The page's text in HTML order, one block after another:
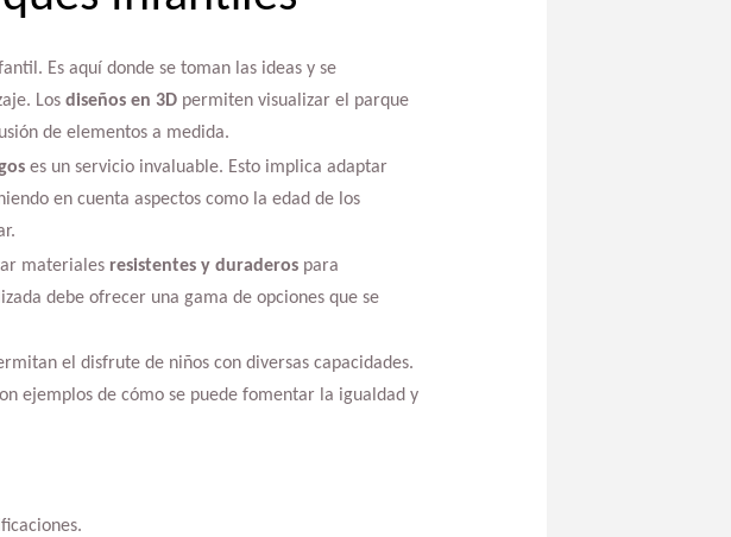
Es aquí donde se toman las ideas y se
Los diseños en 3Dpermiten visualizar el parque
de elementos a medida.
es un servicio invaluable. Esto implica adaptar
en cuenta aspectos como la edad de los
materiales resistentes y duraderospara
debe ofrecer una gama de opciones que se
el disfrute de niños con diversas capacidades.
ejemplos de cómo se puede fomentar la igualdad y